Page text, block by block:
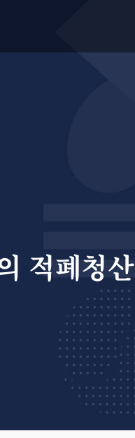
적폐청산